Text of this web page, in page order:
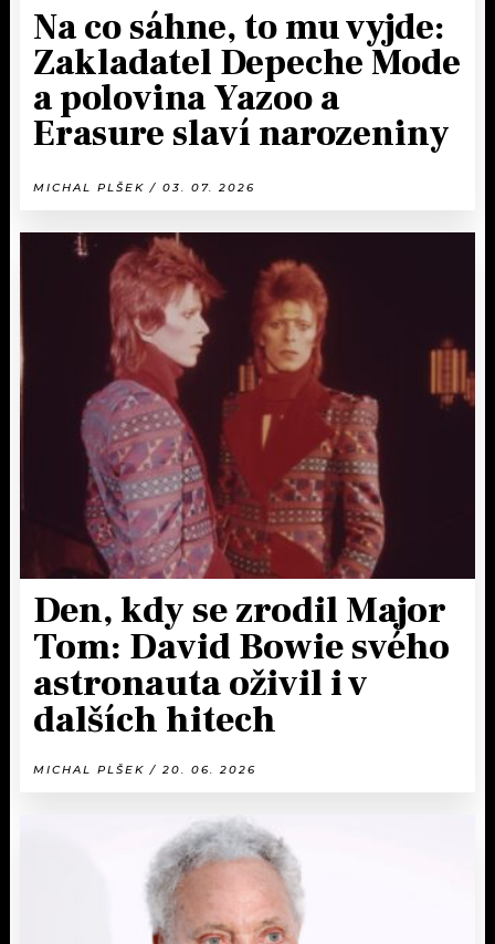
Na co sáhne, to mu vyjde:
Zakladatel Depeche Mode
a polovina Yazoo a
Erasure slaví narozeniny
MICHAL PLŠEK / 03. 07. 2026
Den, kdy se zrodil Major
Tom: David Bowie svého
astronauta oživil i v
dalších hitech
MICHAL PLŠEK / 20. 06. 2026